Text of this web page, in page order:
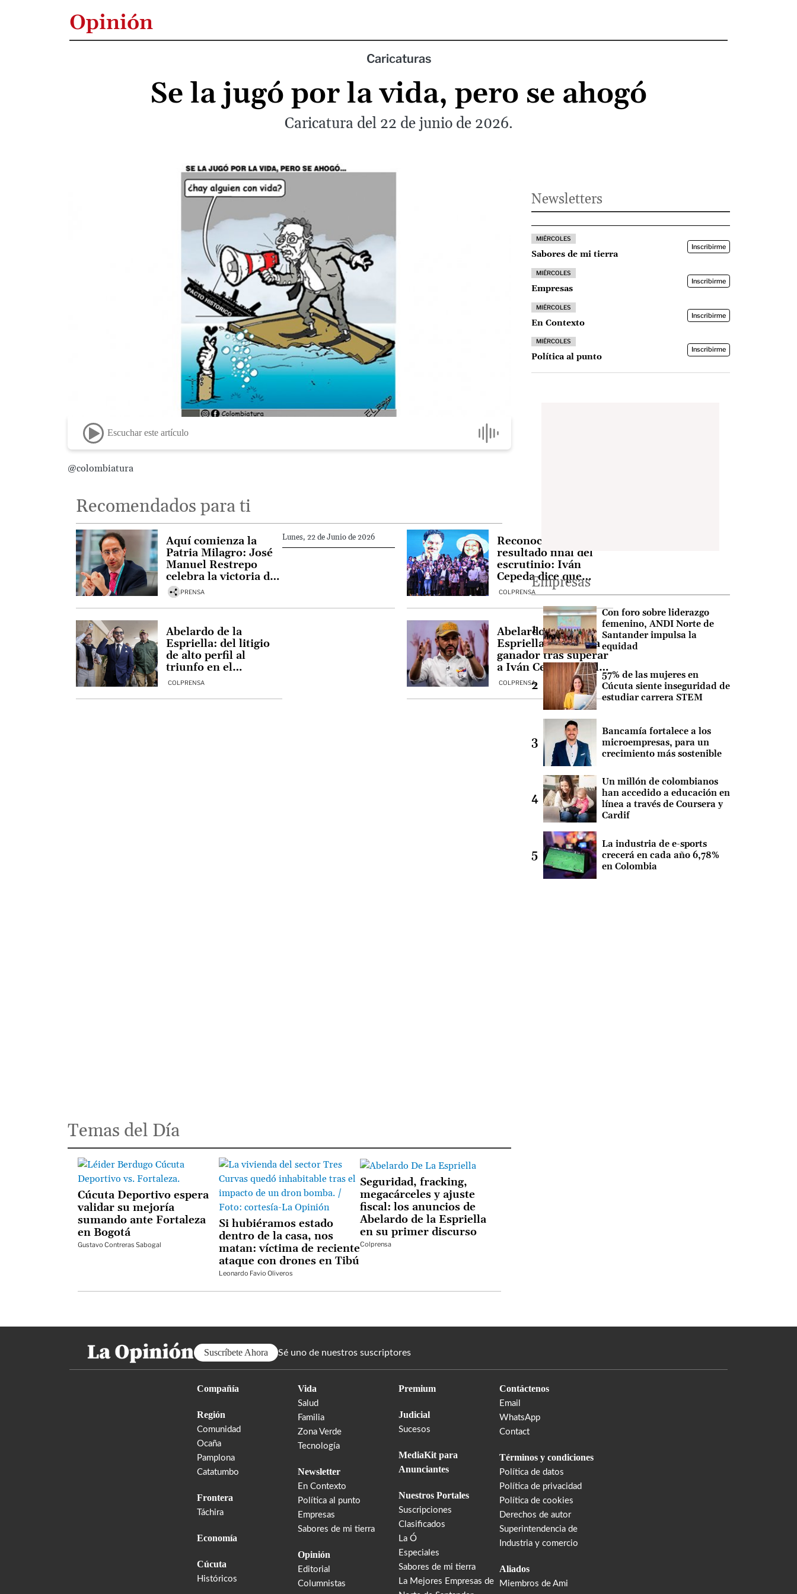
Opinión
Caricaturas
Se la jugó por la vida, pero se ahogó
Caricatura del 22 de junio de 2026.
Escuchar este artículo
@colombiatura
Recomendados para ti
COLPRENSA
Lunes, 22 de Junio de 2026
Aquí comienza la
Patria Milagro: José
Manuel Restrepo
celebra la victoria de
De la Espriella
COLPRENSA
Reconoceremos el
resultado final del
escrutinio: Iván
Cepeda dice que
impugnarán 33.000
COLPRENSA
Abelardo de la
Espriella: del litigio
de alto perfil al
triunfo en el
preconteo
COLPRENSA
Abelardo de la
Espriella se declara
ganador tras superar
a Iván Cepeda en el
preconteo
Temas del Día
Cúcuta Deportivo espera
validar su mejoría
sumando ante Fortaleza
en Bogotá
Gustavo Contreras Sabogal
Si hubiéramos estado
dentro de la casa, nos
matan: víctima de reciente
ataque con drones en Tibú
Leonardo Favio Oliveros
Seguridad, fracking,
megacárceles y ajuste
fiscal: los anuncios de
Abelardo de la Espriella
en su primer discurso
Colprensa
Newsletters
MIÉRCOLES
Sabores de mi tierra
Inscribirme
MIÉRCOLES
Empresas
Inscribirme
MIÉRCOLES
En Contexto
Inscribirme
MIÉRCOLES
Política al punto
Inscribirme
Empresas
Con foro sobre liderazgo
femenino, ANDI Norte de
Santander impulsa la
equidad
57% de las mujeres en
Cúcuta siente inseguridad de
estudiar carrera STEM
Bancamía fortalece a los
microempresas, para un
crecimiento más sostenible
Un millón de colombianos
han accedido a educación en
línea a través de Coursera y
Cardif
La industria de e-sports
crecerá en cada año 6,78%
en Colombia
Suscríbete Ahora Sé uno de nuestros suscriptores
Compañía
Región
Comunidad
Ocaña
Pamplona
Catatumbo
Frontera
Táchira
Economía
Cúcuta
Históricos
Vida
Salud
Familia
Zona Verde
Tecnología
Newsletter
En Contexto
Política al punto
Empresas
Sabores de mi tierra
Opinión
Editorial
Columnistas
Premium
Judicial
Sucesos
MediaKit para
Anunciantes
Nuestros Portales
Suscripciones
Clasificados
La Ó
Especiales
Sabores de mi tierra
La Mejores Empresas de
Contáctenos
Email
WhatsApp
Contact
Términos y condiciones
Política de datos
Política de privacidad
Política de cookies
Derechos de autor
Superintendencia de
Industria y comercio
Aliados
Miembros de Ami